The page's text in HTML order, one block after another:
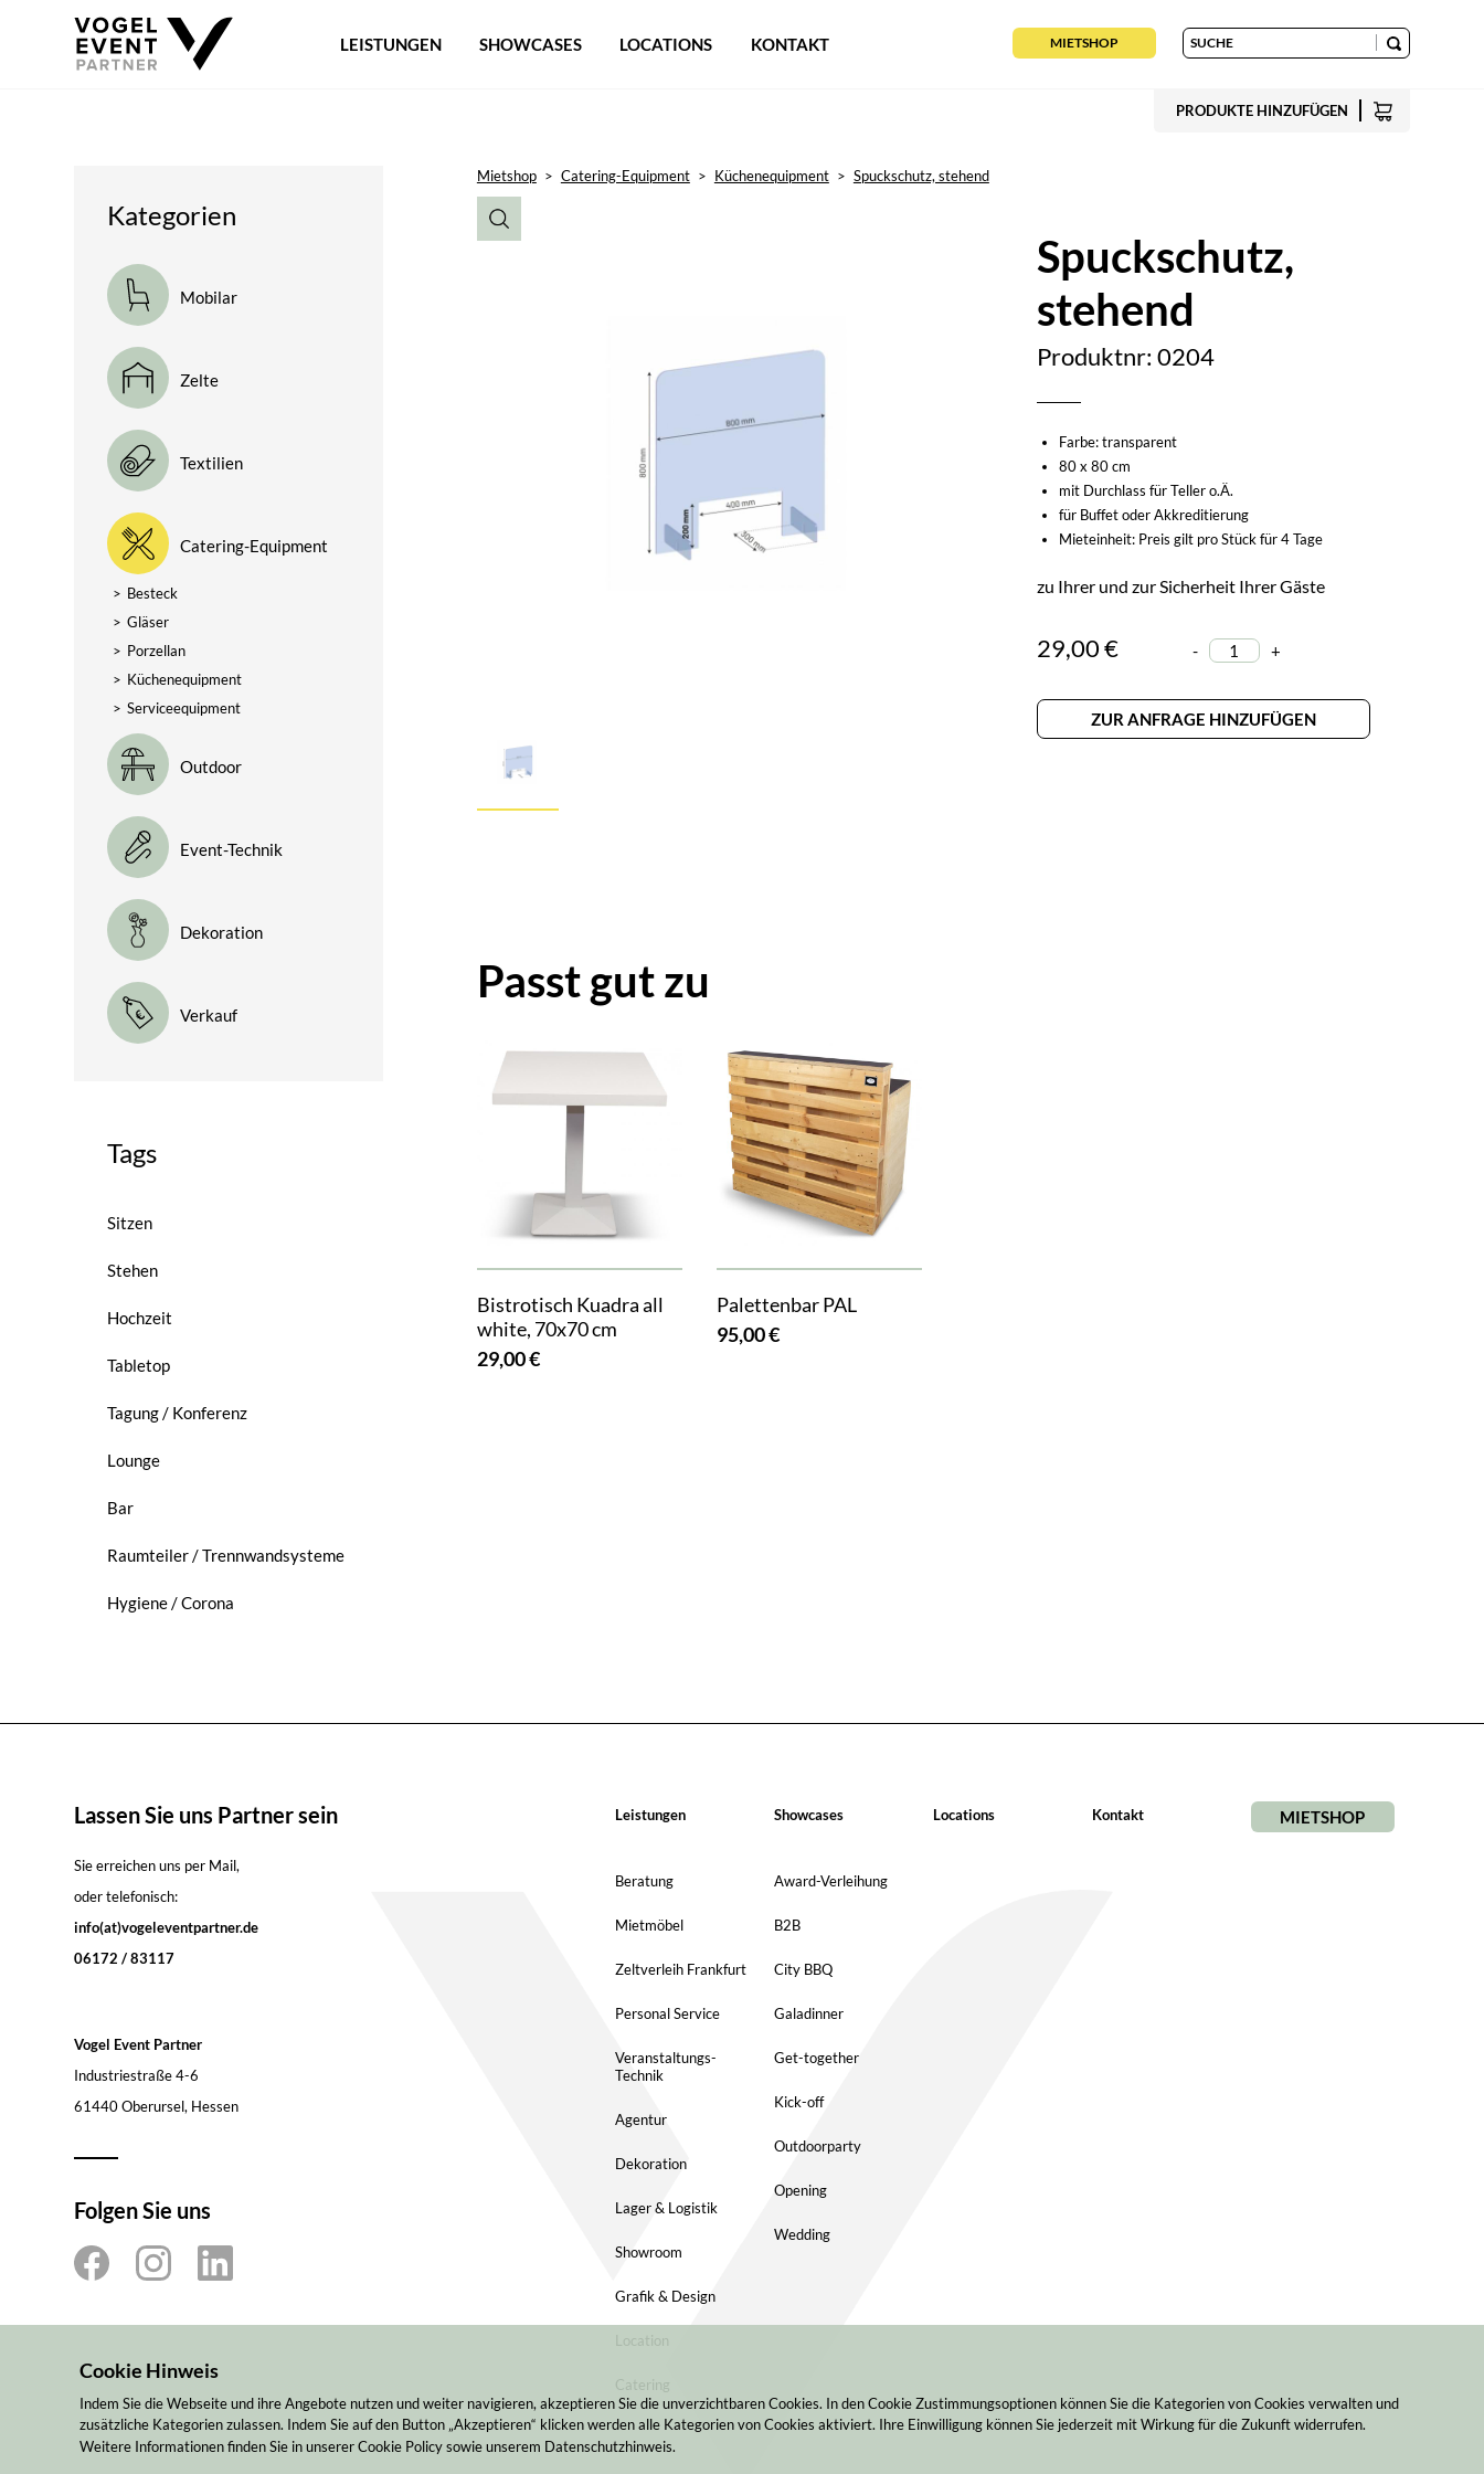
LEISTUNGEN SHOWCASES LOCATIONS KONTAKT MIETSHOP
PRODUKTE HINZUFÜGEN
Kategorien
Mobilar
Zelte
Textilien
Catering-Equipment
> Besteck
> Gläser
> Porzellan
> Küchenequipment
> Serviceequipment
Outdoor
Event-Technik
Dekoration
Verkauf
Tags
Sitzen
Stehen
Hochzeit
Tabletop
Tagung / Konferenz
Lounge
Bar
Raumteiler / Trennwandsysteme
Hygiene / Corona
Mietshop > Catering-Equipment > Küchenequipment > Spuckschutz, stehend
Spuckschutz,
stehend
Produktnr: 0204
Farbe: transparent
80 x 80 cm
mit Durchlass für Teller o.Ä.
für Buffet oder Akkreditierung
Mieteinheit: Preis gilt pro Stück für 4 Tage
zu Ihrer und zur Sicherheit Ihrer Gäste
29,00 € - +
ZUR ANFRAGE HINZUFÜGEN
Passt gut zu
Bistrotisch Kuadra all
white, 70x70 cm
29,00 €
Palettenbar PAL
95,00 €
Lassen Sie uns Partner sein
Sie erreichen uns per Mail,
oder telefonisch:
info(at)vogeleventpartner.de
06172 / 83117
Vogel Event Partner
Industriestraße 4-6
61440 Oberursel, Hessen
Folgen Sie uns
Leistungen
Beratung
Mietmöbel
Zeltverleih Frankfurt
Personal Service
Veranstaltungs-
Technik
Agentur
Dekoration
Lager & Logistik
Showroom
Grafik & Design
Location
Catering
Showcases
Award-Verleihung
B2B
City BBQ
Galadinner
Get-together
Kick-off
Outdoorparty
Opening
Wedding
Locations Kontakt MIETSHOP
Cookie Hinweis
Indem Sie die Webseite und ihre Angebote nutzen und weiter navigieren, akzeptieren Sie die unverzichtbaren Cookies. In den Cookie Zustimmungsoptionen können Sie die Kategorien von Cookies verwalten und
zusätzliche Kategorien zulassen. Indem Sie auf den Button „Akzeptieren“ klicken werden alle Kategorien von Cookies aktiviert. Ihre Einwilligung können Sie jederzeit mit Wirkung für die Zukunft widerrufen.
Weitere Informationen finden Sie in unserer Cookie Policy sowie unserem Datenschutzhinweis.